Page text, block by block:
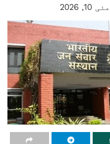
مئی 10, 2026